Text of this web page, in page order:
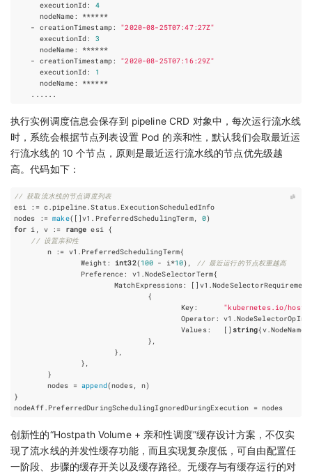
executionId :
4
nodeName:
******
-
creationTimestamp:
"2020-08-25T07:47:27Z"
executionId :
3
nodeName:
******
-
creationTimestamp:
"2020-08-25T07:16:29Z"
executionId :
1
nodeName:
******
......
执行实例调度信息会保存到 pipeline CRD 对象中，每次运行流水线
时，系统会根据节点列表设置 Pod 的亲和性，默认我们会取最近运
行流水线的 10 个节点，原则是最近运行流水线的节点优先级越
高。代码如下：
// 获取流水线的节点调度列表
esi
:= c .pipeline.Status. ExecutionScheduledInfo
nodes
:= make([]v1 . PreferredSchedulingTerm, 0)
for i , v := range esi {
// 设置亲和性
n
:= v1 . PreferredSchedulingTerm{
Weight : int32(100 - i*10),
// 最近运行的节点权重越高
Preference: v1 .NodeSelectorTerm{
MatchExpressions: [] v1 .NodeSelectorRequirement
{
Key:
"kubernetes.io/
Operator : v1 .NodeSelectorOpIn
Values: [] string{v.NodeName
},
},
},
}
nodes
= append(nodes, n)
}
nodeAff. PreferredDuringSchedulingIgnoredDuringExecution = nodes
创新性的“Hostpath Volume + 亲和性调度”缓存设计方案，不仅实
现了流水线的并发性缓存功能，而且实现复杂度低，可自由配置任
一阶段、步骤的缓存开关以及缓存路径。无缓存与有缓存运行的对